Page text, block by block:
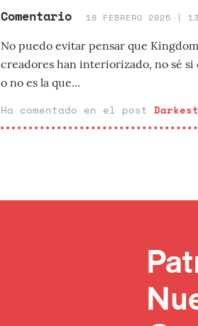
Comentario 18 FEBRERO 2025 |
No puedo evitar pensar que
creadores han interiorizado, no sé
o no es la que...
Ha comentado en el post